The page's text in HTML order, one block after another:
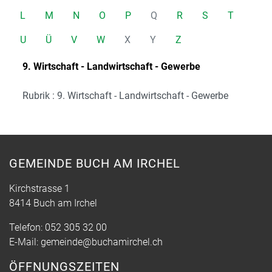
L M N O P Q R S T
U Ü V W X Y Z
9. Wirtschaft - Landwirtschaft - Gewerbe
Rubrik : 9. Wirtschaft - Landwirtschaft - Gewerbe
GEMEINDE BUCH AM IRCHEL
Kirchstrasse 1
8414 Buch am Irchel
Telefon: 052 305 32 00
E-Mail: gemeinde@buchamirchel.ch
ÖFFNUNGSZEITEN